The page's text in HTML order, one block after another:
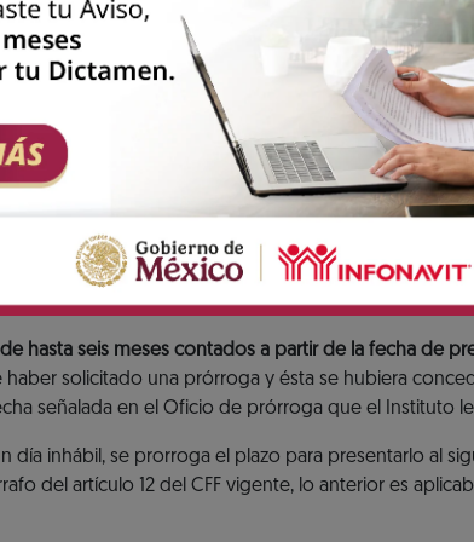
generado por el contador público
a tu solicitud previa de presentación del
aportaciones al fondo de vivienda y
amortización de créditos.
Infonavit.
hasta seis meses contados a partir de la fecha de
haber solicitado una prórroga y ésta se hubiera
señalada en el Oficio de prórroga que el Instituto
día inhábil, se prorroga el plazo para presentarlo al
del artículo 12 del CFF vigente, lo anterior es